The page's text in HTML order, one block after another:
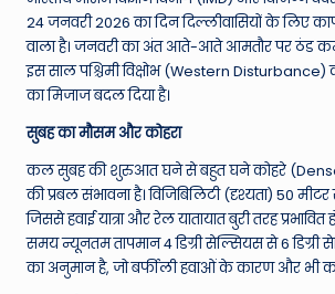
24 जनवरी 2026 का दिन दिल्लीवासियों के लिए
वाला है। जनवरी का अंत आते-आते आमतौर पर ठंड
इस साल पश्चिमी विक्षोभ (Western Disturbance)
का मिजाज बदल दिया है।
सुबह का मौसम और कोहरा
कल सुबह की शुरुआत घने से बहुत घने कोहरे
की प्रबल संभावना है। विजिबिलिटी (दृश्यता) 50
जिससे हवाई यात्रा और रेल यातायात बुरी तरह
समय न्यूनतम तापमान 4 डिग्री सेल्सियस से 6
का अनुमान है, जो बर्फीली हवाओं के कारण और भी